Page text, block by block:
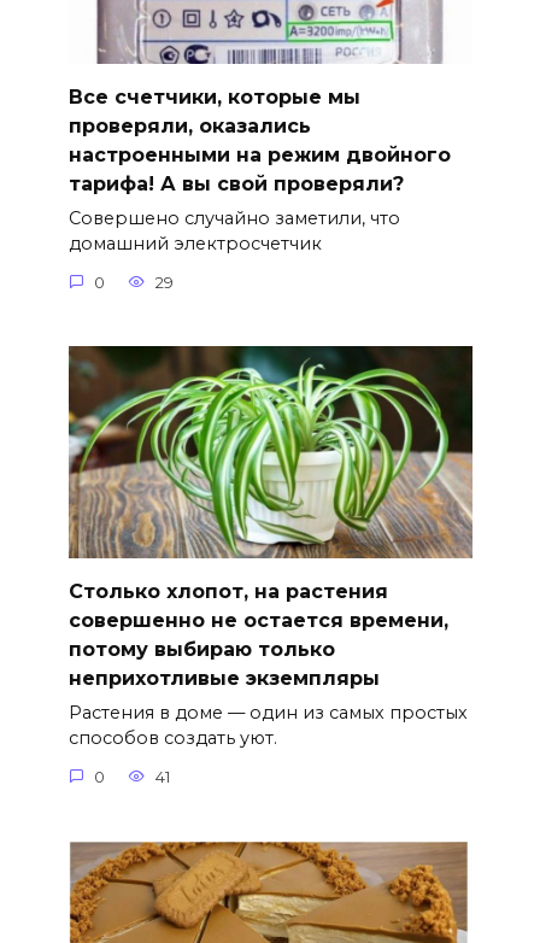
Все счетчики, которые мы
проверяли, оказались
настроенными на режим двойного
тарифа! А вы свой проверяли?
Совершено случайно заметили, что
домашний электросчетчик
0 29
Столько хлопот, на растения
совершенно не остается времени,
потому выбираю только
неприхотливые экземпляры
Растения в доме — один из самых простых
способов создать уют.
0 41